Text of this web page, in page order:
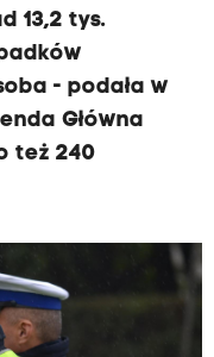
13,2 tys.
- podała w
Główna
też 240